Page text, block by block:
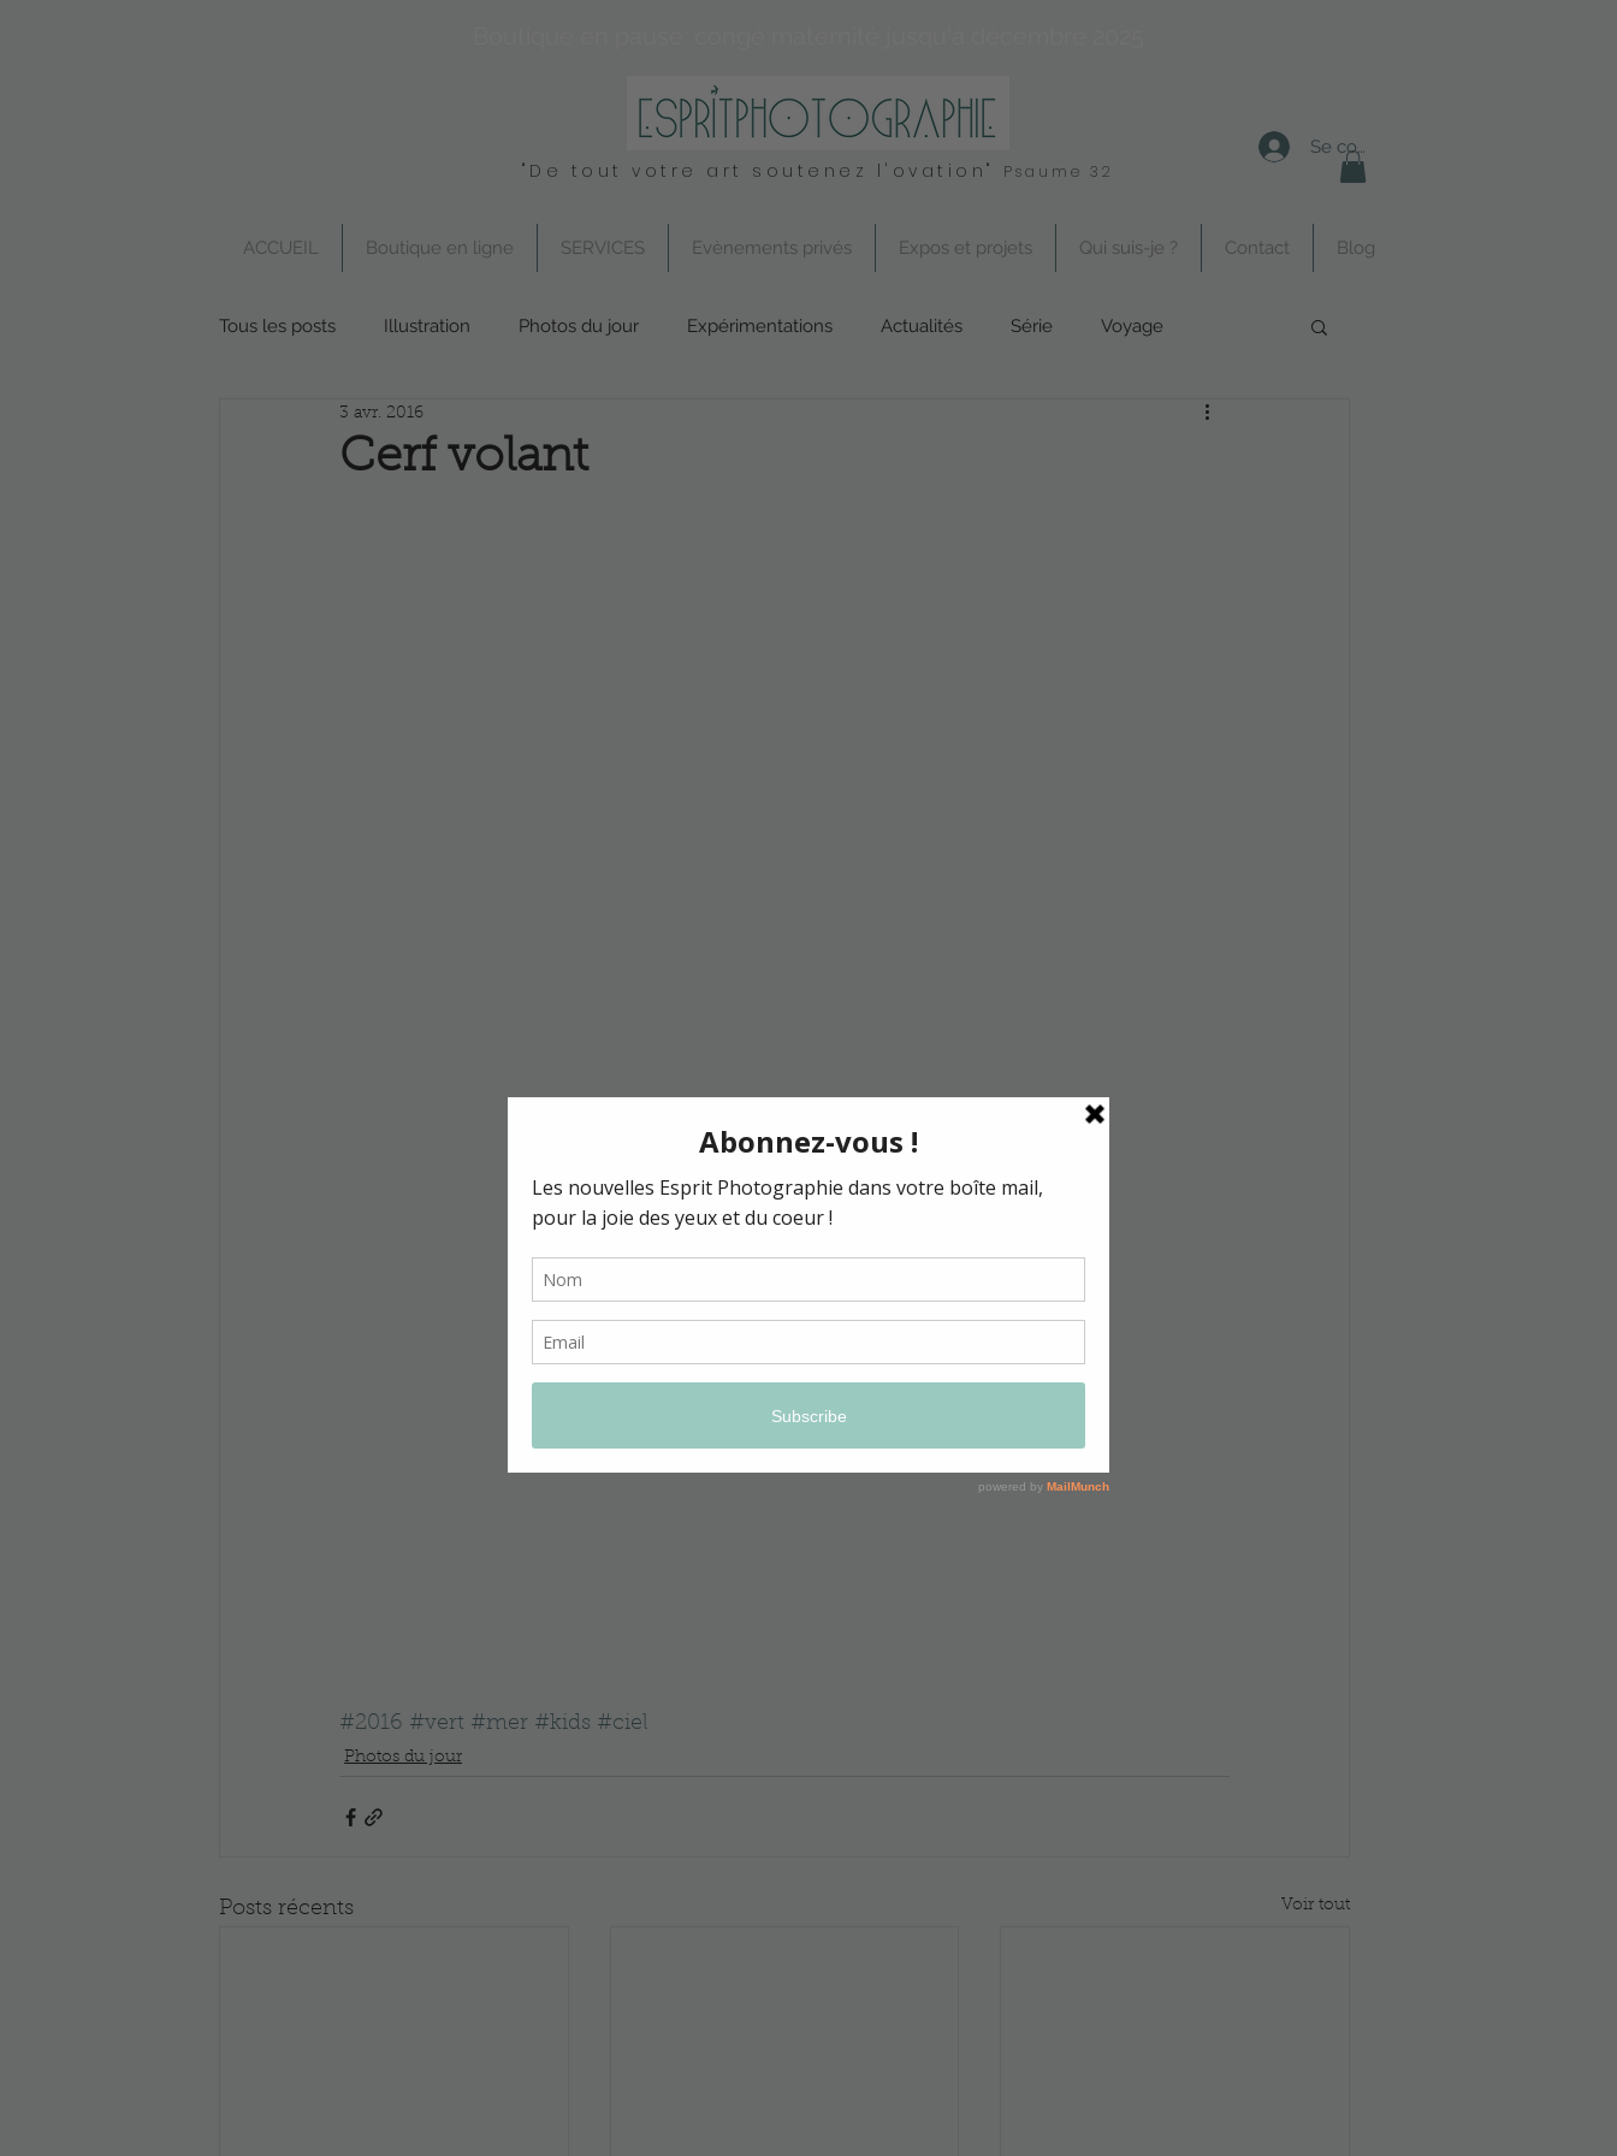
"De tout votre art soutenez l'ovation" Psaume 32
Se connecter
ACCUEIL Boutique en ligne SERVICES Evènements privés Expos et projets Qui suis-je ? Contact Blog
Tous les posts Illustration Photos du jour Expérimentations Actualités Série Voyage
Boutique en ligne
Cerf volant
3 avr. 2016
#2016 #vert #mer #kids #ciel
Photos du jour
Posts récents Voir tout